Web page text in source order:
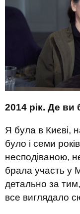
2014 рік. Де ви
Я була в Києві,
було і семи
несподіваною,
брала участь у
детально за
все виглядало